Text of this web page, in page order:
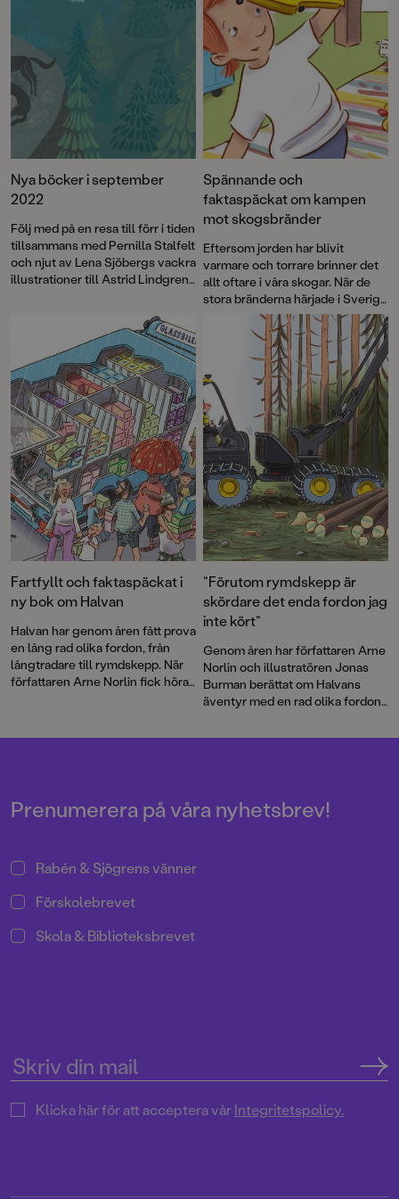
Nya böcker i september
2022
Följ med på en resa till förr i tiden
tillsammans med Pernilla Stalfelt
och njut av Lena Sjöbergs vackra
illustrationer till Astrid Lindgrens
Missa inte nya äventyr med
Sommarskuggan, Spökräddarna
och Loui & Rio, och ta del av
dödsnödvändig information om
världens otäckaste genre –
SKRÄCK. Nu startar bokhösten
på riktigt – välkommen till en
maxad bokmånad!
Spännande och
faktaspäckat om kampen
mot skogsbränder
Eftersom jorden har blivit
varmare och torrare brinner det
allt oftare i våra skogar. När de
stora bränderna härjade i Sverige
2018 uppstod idén att skapa en
faktabok för barn och låta Arne
Norlins och Jonas Burmans
populära barnbokskaraktär
Halvan prova på
brandflygaryrket.
Fartfyllt och faktaspäckat i
ny bok om Halvan
Halvan har genom åren fått prova
en lång rad olika fordon, från
långtradare till rymdskepp. När
författaren Arne Norlin fick höra
”Förutom rymdskepp är
skördare det enda fordon jag
inte kört”
Genom åren har författaren Arne
Norlin och illustratören Jonas
Burman berättat om Halvans
äventyr med en rad olika fordon.
skogsmaskinist får Halvan köra
näringar. Barnböckerna om
Halvan har sålt i mer än 2 miljoner
Prenumerera på våra nyhetsbrev!
Rabén & Sjögrens vänner
Förskolebrevet
Skola & Biblioteksbrevet
Klicka här för att acceptera vårIntegritetspolicy.